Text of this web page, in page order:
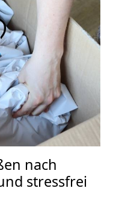
nach
stressfrei